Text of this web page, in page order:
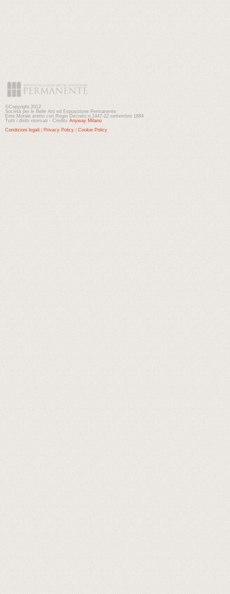
©Copyright 2012
Società per le Belle Arti ed Esposizione Permanente
Ente Morale eretto con Regio Decreto n.1447-22 settembre 1884
Tutti i diritti riservati - Credits Anyway Milano
Condizioni legali
Privacy Policy Cookie Policy